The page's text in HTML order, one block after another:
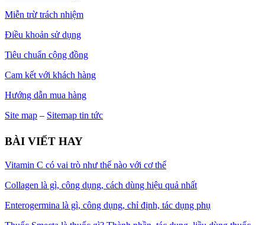
Miễn trừ trách nhiệm
Điều khoản sử dụng
Tiêu chuẩn cộng đồng
Cam kết với khách hàng
Hướng dẫn mua hàng
Site map – Sitemap tin tức
BÀI VIẾT HAY
Vitamin C có vai trò như thế nào với cơ thể
Collagen là gì, công dụng, cách dùng hiệu quả nhất
Enterogermina là gì, công dụng, chỉ định, tác dụng phụ